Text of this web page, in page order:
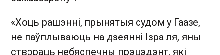
«Хоць рашэнні, прынятыя судом у Гаазе,
не паўплываюць на дзеянні Ізраіля, яны
створаць небяспечны прэцэдэнт, які